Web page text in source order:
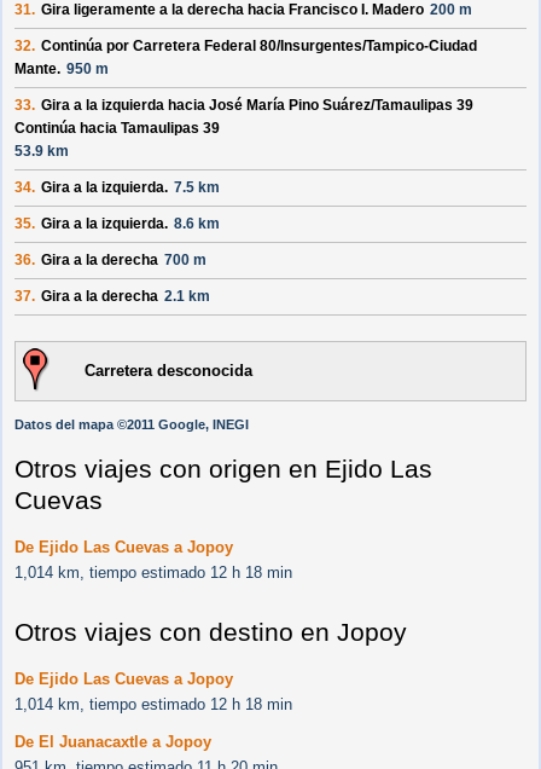
31. Gira ligeramente a la derecha hacia Francisco I. Madero 200 m
32. Continúa por Carretera Federal 80/Insurgentes/Tampico-Ciudad
Mante. 950 m
33. Gira a la izquierda hacia José María Pino Suárez/Tamaulipas 39
Continúa hacia Tamaulipas 39
53.9 km
34. Gira a la izquierda. 7.5 km
35. Gira a la izquierda. 8.6 km
36. Gira a la derecha 700 m
37. Gira a la derecha 2.1 km
Carretera desconocida
Datos del mapa ©2011 Google, INEGI
Otros viajes con origen en Ejido Las
Cuevas
De Ejido Las Cuevas a Jopoy
1,014 km, tiempo estimado 12 h 18 min
Otros viajes con destino en Jopoy
De Ejido Las Cuevas a Jopoy
1,014 km, tiempo estimado 12 h 18 min
De El Juanacaxtle a Jopoy